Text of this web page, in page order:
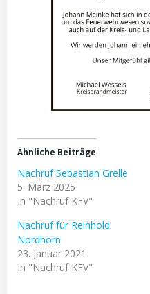
Ähnliche Beiträge
Nachruf Sebastian Grelle
5. März 2025
In "Nachruf KFV"
Nachruf für Reinhold
Nordhorn
23. Januar 2021
In "Nachruf KFV"